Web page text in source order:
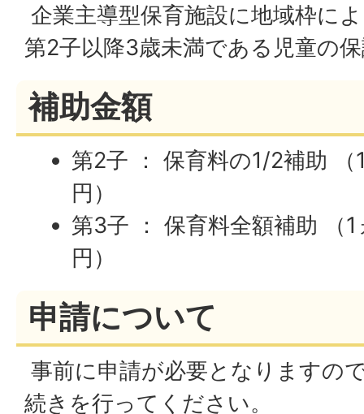
企業主導型保育施設に地域枠に
第2子以降3歳未満である児童の
補助金額
第2子 ： 保育料の1/2補助
円）
第3子 ： 保育料全額補助 （
円）
申請について
事前に申請が必要となりますの
続きを行ってください。